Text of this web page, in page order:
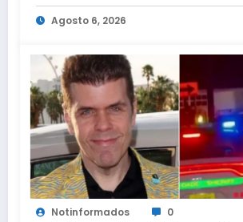
Agosto 6, 2026
Notinformados 0